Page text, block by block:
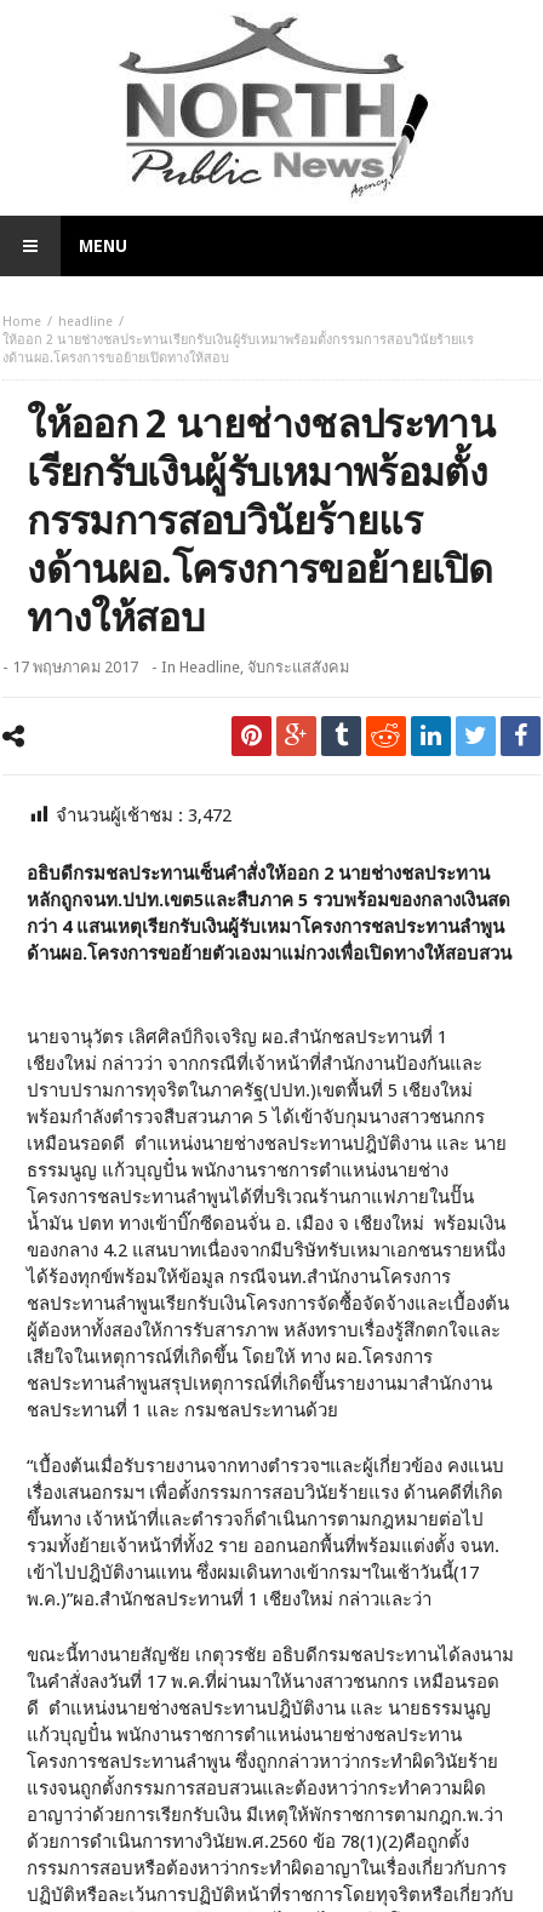
MENU
Home
headline
ให้ออก 2 นายช่างชลประทานเรียกรับเงินผู้รับเหมาพร้อมตั้งกรรมการสอบวินัยร้ายแร
งด้านผอ.โครงการขอย้ายเปิดทางให้สอบ
ให้ออก 2 นายช่างชลประทาน
เรียกรับเงินผู้รับเหมาพร้อมตั้ง
กรรมการสอบวินัยร้ายแร
งด้านผอ.โครงการขอย้ายเปิด
ทางให้สอบ
- 17 พฤษภาคม 2017 - InHeadline, จับกระแสสังคม
จำนวนผู้เช้าชม :3,472
อธิบดีกรมชลประทานเซ็นคำสั่งให้ออก 2 นายช่างชลประทาน
หลักถูกจนท.ปปท.เขต5และสืบภาค 5 รวบพร้อมของกลางเงินสด
กว่า 4 แสนเหตุเรียกรับเงินผู้รับเหมาโครงการชลประทานลำพูน
ด้านผอ.โครงการขอย้ายตัวเองมาแม่กวงเพื่อเปิดทางให้สอบสวน
นายจานุวัตร เลิศศิลป์กิจเจริญ ผอ.สำนักชลประทานที่ 1
เชียงใหม่ กล่าวว่า จากกรณีที่เจ้าหน้าที่สำนักงานป้องกันและ
ปราบปรามการทุจริตในภาครัฐ(ปปท.)เขตพื้นที่ 5 เชียงใหม่
พร้อมกำลังตำรวจสืบสวนภาค 5 ได้เข้าจับกุมนางสาวชนกกร
เหมือนรอดดี ตำแหน่งนายช่างชลประทานปฎิบัติงาน และ นาย
ธรรมนูญ แก้วบุญปั๋น พนักงานราชการตำแหน่งนายช่าง
โครงการชลประทานลำพูนได้ที่บริเวณร้านกาแฟภายในปั๊น
น้ำมัน ปตท ทางเข้าบิ๊กซีดอนจั่น อ. เมือง จ เชียงใหม่ พร้อมเงิน
ของกลาง 4.2 แสนบาทเนื่องจากมีบริษัทรับเหมาเอกชนรายหนึ่ง
ได้ร้องทุกข์พร้อมให้ข้อมูล กรณีจนท.สำนักงานโครงการ
ชลประทานลำพูนเรียกรับเงินโครงการจัดซื้อจัดจ้างและเบื้องต้น
ผู้ต้องหาทั้งสองให้การรับสารภาพ หลังทราบเรื่องรู้สึกตกใจและ
เสียใจในเหตุการณ์ที่เกิดขึ้น โดยให้ ทาง ผอ.โครงการ
ชลประทานลำพูนสรุปเหตุการณ์ที่เกิดขึ้นรายงานมาสำนักงาน
ชลประทานที่ 1 และ กรมชลประทานด้วย
“เบื้องต้นเมื่อรับรายงานจากทางตำรวจฯและผู้เกี่ยวข้อง คงแนบ
เรื่องเสนอกรมฯ เพื่อตั้งกรรมการสอบวินัยร้ายแรง ด้านคดีที่เกิด
ขึ้นทาง เจ้าหน้าที่และตำรวจก็ดำเนินการตามกฎหมายต่อไป
รวมทั้งย้ายเจ้าหน้าที่ทั้ง2 ราย ออกนอกพื้นที่พร้อมแต่งตั้ง จนท.
เข้าไปปฎิบัติงานแทน ซึ่งผมเดินทางเข้ากรมฯในเช้าวันนี้(17
พ.ค.)”ผอ.สำนักชลประทานที่ 1 เชียงใหม่ กล่าวและว่า
ขณะนี้ทางนายสัญชัย เกตุวรชัย อธิบดีกรมชลประทานได้ลงนาม
ในคำสั่งลงวันที่ 17 พ.ค.ที่ผ่านมาให้นางสาวชนกกร เหมือนรอด
ดี ตำแหน่งนายช่างชลประทานปฎิบัติงาน และ นายธรรมนูญ
แก้วบุญปั๋น พนักงานราชการตำแหน่งนายช่างชลประทาน
โครงการชลประทานลำพูน ซึ่งถูกกล่าวหาว่ากระทำผิดวินัยร้าย
แรงจนถูกตั้งกรรมการสอบสวนและต้องหาว่ากระทำความผิด
อาญาว่าด้วยการเรียกรับเงิน มีเหตุให้พักราชการตามกฎก.พ.ว่า
ด้วยการดำเนินการทางวินัยพ.ศ.2560 ข้อ 78(1)(2)คือถูกตั้ง
กรรมการสอบหรือต้องหาว่ากระทำผิดอาญาในเรื่องเกี่ยวกับการ
ปฏิบัติหรือละเว้นการปฏิบัติหน้าที่ราชการโดยทุจริตหรือเกี่ยวกับ